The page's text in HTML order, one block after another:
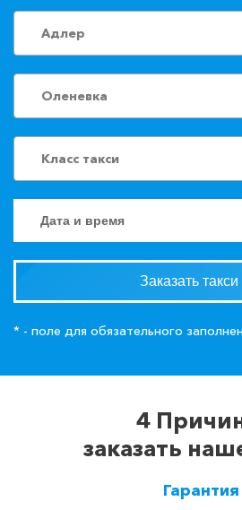
Адлер
Оленевка
Класс такси
Заказать такси
* - поле для обязательного
4
заказать
Гарантия